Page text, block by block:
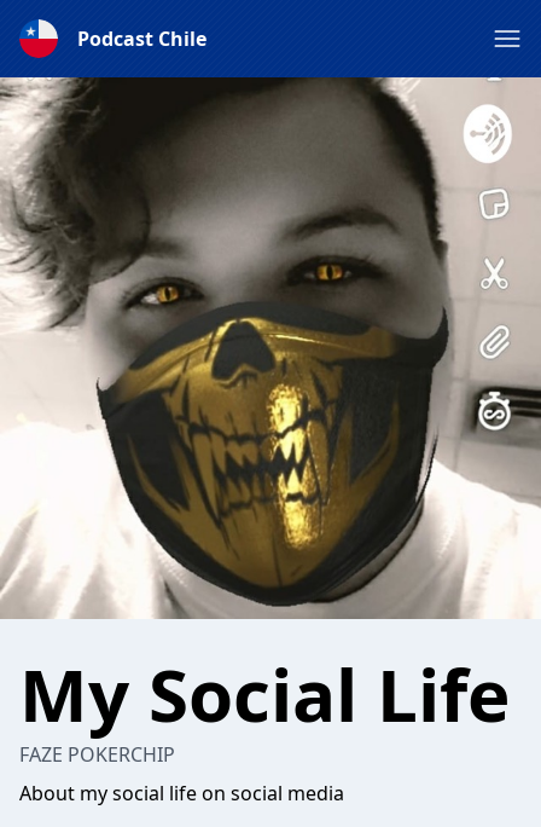
Podcast Chile
My Social Life
FAZE POKERCHIP
About my social life on social media